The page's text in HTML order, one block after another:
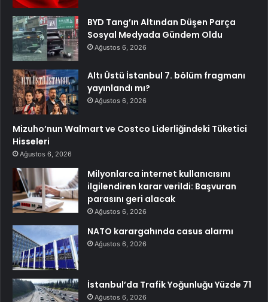
BYD Tang’ın Altından Düşen Parça
Sosyal Medyada Gündem Oldu
Ağustos 6, 2026
Altı Üstü İstanbul 7. bölüm fragmanı
yayınlandı mı?
Ağustos 6, 2026
Mizuho’nun Walmart ve Costco Liderliğindeki Tüketici
Hisseleri
Ağustos 6, 2026
Milyonlarca internet kullanıcısını
ilgilendiren karar verildi: Başvuran
parasını geri alacak
Ağustos 6, 2026
NATO karargahında casus alarmı
Ağustos 6, 2026
İstanbul’da Trafik Yoğunluğu Yüzde 71
Ağustos 6, 2026